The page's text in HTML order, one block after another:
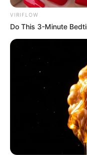
VIRIFLOW
Do This 3-Minute